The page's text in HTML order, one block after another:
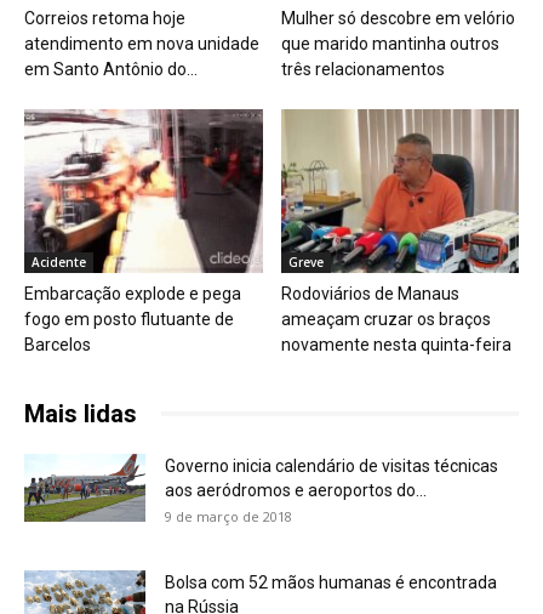
Correios retoma hoje
atendimento em nova unidade
em Santo Antônio do...
Mulher só descobre em velório
que marido mantinha outros
três relacionamentos
Acidente
Embarcação explode e pega
fogo em posto flutuante de
Barcelos
Greve
Rodoviários de Manaus
ameaçam cruzar os braços
novamente nesta quinta-feira
Mais lidas
Governo inicia calendário de visitas técnicas
aos aeródromos e aeroportos do...
9 de março de 2018
Bolsa com 52 mãos humanas é encontrada
na Rússia